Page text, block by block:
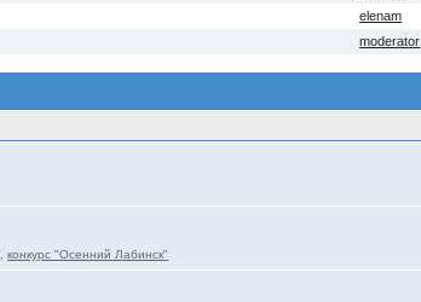
elenam
moderator
,конкурс "Осенний Лабинск"